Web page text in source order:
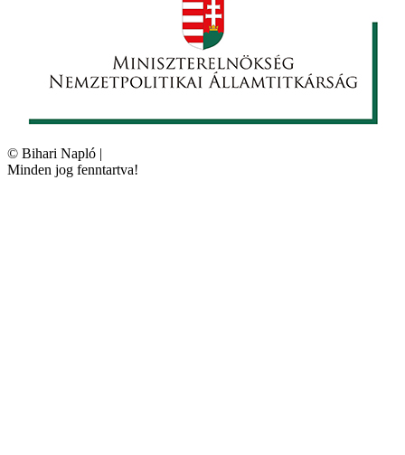
© Bihari Napló |
Minden jog fenntartva!